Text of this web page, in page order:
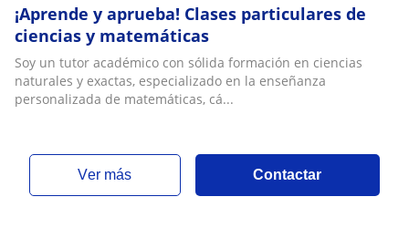
¡Aprende y aprueba! Clases particulares de
ciencias y matemáticas
Soy un tutor académico con sólida formación en ciencias
naturales y exactas, especializado en la enseñanza
personalizada de matemáticas, cá...
ver más Contactar